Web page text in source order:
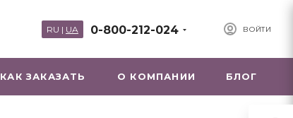
ВОЙТИ
0-800-212-024
RU | UA
КАК ЗАКАЗАТЬ О КОМПАНИИ БЛОГ